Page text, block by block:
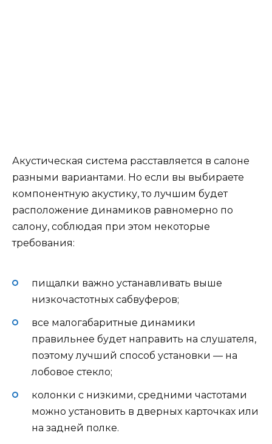
Акустическая система расставляется в салоне
разными вариантами. Но если вы выбираете
компонентную акустику, то лучшим будет
расположение динамиков равномерно по
салону, соблюдая при этом некоторые
требования:
пищалки важно устанавливать выше
низкочастотных сабвуферов;
все малогабаритные динамики
правильнее будет направить на слушателя,
поэтому лучший способ установки — на
лобовое стекло;
колонки с низкими, средними частотами
можно установить в дверных карточках или
на задней полке.